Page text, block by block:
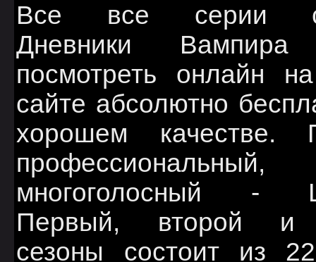
Все все серии
Дневники
посмотреть онлайн
сайте абсолютно
хорошем качестве.
профессиональный,
многоголосный -
Первый, второй и
сезоны состоит из